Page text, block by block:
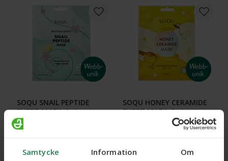
Samtycke Information Om
SOQU SNAIL PEPTIDE
SHEET MASK, 1 st
SOQU HONEY CERAMIDE
SHEET MASK, 1 st